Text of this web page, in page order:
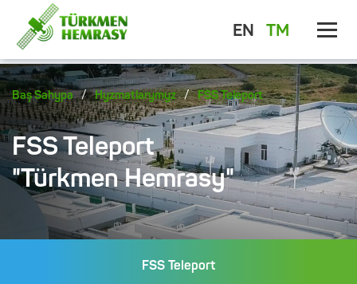
EN TM
Baş Sahypa / Hyzmatlarymyz / FSS Teleport
FSS Teleport
"Türkmen Hemrasy"
FSS Teleport